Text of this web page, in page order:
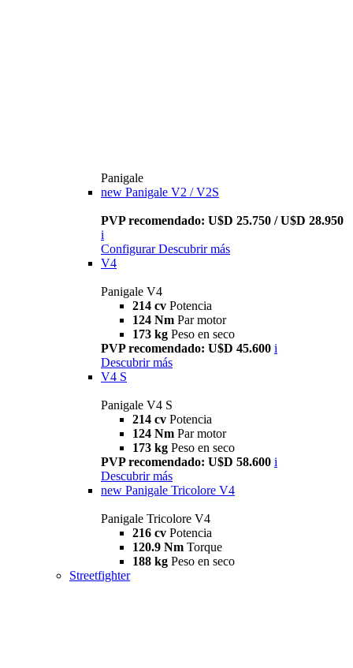
Panigale
new Panigale V2 / V2S
PVP recomendado: U$D 25.750 / U$D 28.950
i
Configurar Descubrir más
V4
Panigale V4
214 cv Potencia
124 Nm Par motor
173 kg Peso en seco
PVP recomendado: U$D 45.600 i
Descubrir más
V4 S
Panigale V4 S
214 cv Potencia
124 Nm Par motor
173 kg Peso en seco
PVP recomendado: U$D 58.600 i
Descubrir más
new Panigale Tricolore V4
Panigale Tricolore V4
216 cv Potencia
120.9 Nm Torque
188 kg Peso en seco
Streetfighter